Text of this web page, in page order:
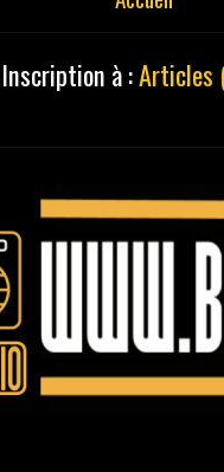
Inscription à :Articles